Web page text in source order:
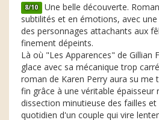
8/10 Une belle découverte.
subtilités et en émotions, avec
des personnages attachants aux
finement dépeints.
Là où "Les Apparences" de Gillian
glace avec sa mécanique trop
roman de Karen Perry aura su me
fin grâce à une véritable épaisseur
dissection minutieuse des failles
quotidien d'un couple qui vire